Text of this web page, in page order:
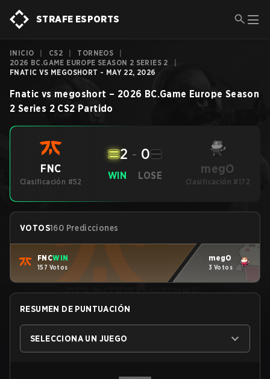
STRAFE ESPORTS
INICIO CS2 TORNEOS
2026 BC.GAME EUROPE SEASON 2 SERIES 2
FNATIC VS MEGOSHORT - MAY 22, 2026
Fnatic vs megoshort – 2026 BC.Game Europe Season
2 Series 2 CS2 Partido
FNC
Clasificación #52
WIN
2 - 0
LOSE megO
Clasificación #172
VOTOS160 Predicciones
FNCWIN
157 Votos
megO
3 Votos
RESUMEN DE PUNTUACIÓN
SELECCIONA UN JUEGO